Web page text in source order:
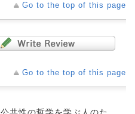
Go to the top of this page
Go to the top of this page